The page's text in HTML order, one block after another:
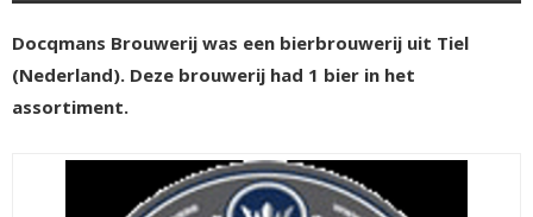
Docqmans Brouwerij was een bierbrouwerij uit Tiel
(Nederland). Deze brouwerij had 1 bier in het
assortiment.